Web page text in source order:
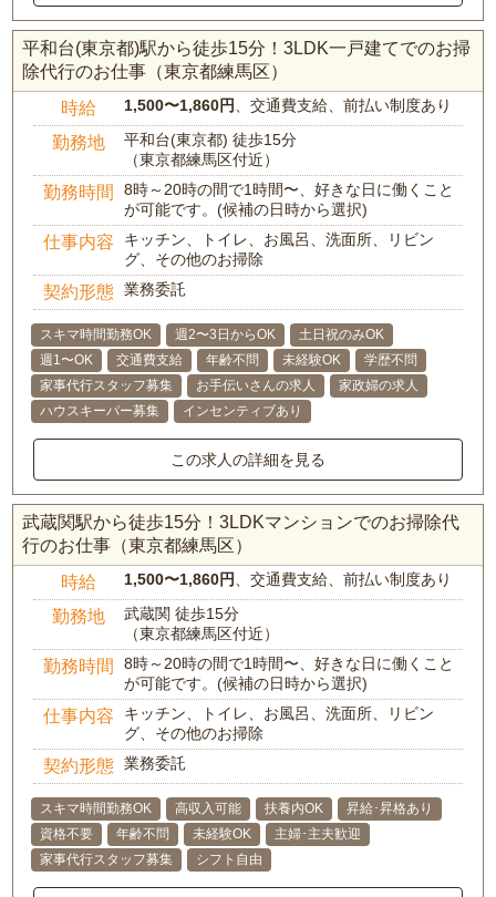
平和台(東京都)駅から徒歩15分！3LDK一戸建てでのお掃
除代行のお仕事（東京都練馬区）
時給 1,500〜1,860円 、交通費支給、前払い制度あり
勤務地
平和台(東京都) 徒歩15分
（東京都練馬区付近）
勤務時間
8時～20時の間で1時間〜、好きな日に働くこと
が可能です。(候補の日時から選択)
仕事内容
キッチン、トイレ、お風呂、洗面所、リビン
グ、その他のお掃除
契約形態 業務委託
スキマ時間勤務OK 週2〜3日からOK
土日祝のみOK
週1〜OK
交通費支給 年齢不問 未経験OK
学歴不問
家事代行スタッフ募集
お手伝いさんの求人
家政婦の求人
ハウスキーパー募集
インセンティブあり
この求人の詳細を見る
武蔵関駅から徒歩15分！3LDKマンションでのお掃除代
行のお仕事（東京都練馬区）
時給 1,500〜1,860円 、交通費支給、前払い制度あり
勤務地
武蔵関 徒歩15分
（東京都練馬区付近）
勤務時間
8時～20時の間で1時間〜、好きな日に働くこと
が可能です。(候補の日時から選択)
仕事内容
キッチン、トイレ、お風呂、洗面所、リビン
グ、その他のお掃除
契約形態 業務委託
スキマ時間勤務OK 高収入可能 扶養内OK
昇給･昇格あり
資格不要
年齢不問 未経験OK
主婦･主夫歓迎
家事代行スタッフ募集
シフト自由